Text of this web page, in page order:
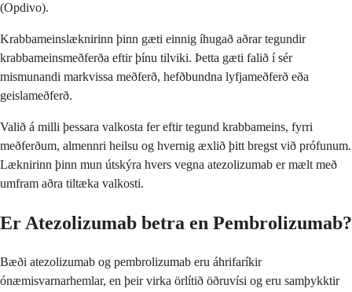
(Opdivo).
Krabbameinslæknirinn þinn gæti einnig íhugað aðrar tegundir
krabbameinsmeðferða eftir þínu tilviki. Þetta gæti falið í sér
mismunandi markvissa meðferð, hefðbundna lyfjameðferð eða
geislameðferð.
Valið á milli þessara valkosta fer eftir tegund krabbameins, fyrri
meðferðum, almennri heilsu og hvernig æxlið þitt bregst við prófunum.
Læknirinn þinn mun útskýra hvers vegna atezolizumab er mælt með
umfram aðra tiltæka valkosti.
Er Atezolizumab betra en Pembrolizumab?
Bæði atezolizumab og pembrolizumab eru áhrifaríkir
ónæmisvarnarhemlar, en þeir virka örlítið öðruvísi og eru samþykktir